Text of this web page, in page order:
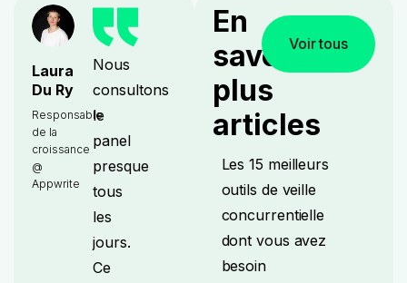
Laura
Du Ry
Responsable
de la
croissance
@
Appwrite
Nous
consultons
le
panel
presque
tous
les
jours.
Ce
En
savoir
plus
articles
Voir tous
Les 15 meilleurs
outils de veille
concurrentielle
dont vous avez
besoin